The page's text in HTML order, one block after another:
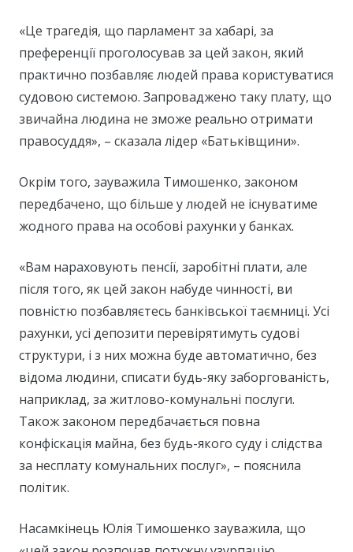
«Це трагедія, що парламент за хабарі, за
преференції проголосував за цей закон, який
практично позбавляє людей права користуватися
судовою системою. Запроваджено таку плату, що
звичайна людина не зможе реально отримати
правосуддя», – сказала лідер «Батьківщини».
Окрім того, зауважила Тимошенко, законом
передбачено, що більше у людей не існуватиме
жодного права на особові рахунки у банках.
«Вам нараховують пенсії, заробітні плати, але
після того, як цей закон набуде чинності, ви
повністю позбавляєтесь банківської таємниці. Усі
рахунки, усі депозити перевірятимуть судові
структури, і з них можна буде автоматично, без
відома людини, списати будь-яку заборгованість,
наприклад, за житлово-комунальні послуги.
Також законом передбачається повна
конфіскація майна, без будь-якого суду і слідства
за несплату комунальних послуг», – пояснила
політик.
Насамкінець Юлія Тимошенко зауважила, що